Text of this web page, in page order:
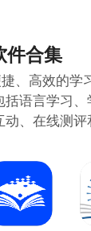
件合集
、高效的学
语言学习、
动、在线测
多样性、互
件，随时随
不同用户的
机软件合集供